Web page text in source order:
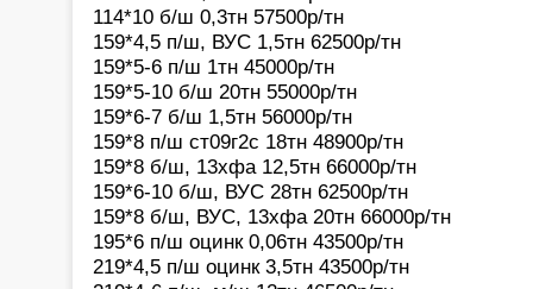
114*10 б/ш 0,3тн 57500р/тн
159*4,5 п/ш, ВУС 1,5тн 62500р/тн
159*5-6 п/ш 1тн 45000р/тн
159*5-10 б/ш 20тн 55000р/тн
159*6-7 б/ш 1,5тн 56000р/тн
159*8 п/ш ст09г2с 18тн 48900р/тн
159*8 б/ш, 13хфа 12,5тн 66000р/тн
159*6-10 б/ш, ВУС 28тн 62500р/тн
159*8 б/ш, ВУС, 13хфа 20тн 66000р/тн
195*6 п/ш оцинк 0,06тн 43500р/тн
219*4,5 п/ш оцинк 3,5тн 43500р/тн